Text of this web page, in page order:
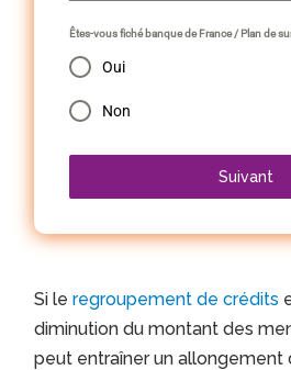
Êtes-vous fiché banque de France / Plan de
Oui
Non
Suivant
Si leregroupement de crédits
diminution du montant des
peut entraîner un allongement